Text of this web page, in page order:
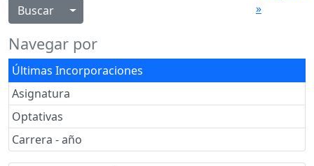
Alternar menú desplegable
»
Navegar por
Últimas Incorporaciones
Asignatura
Optativas
Carrera - año